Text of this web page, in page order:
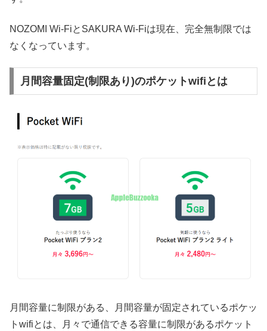
NOZOMI Wi-FiとSAKURA Wi-Fiは現在、完全無制限では
なくなっています。
月間容量固定(制限あり)のポケットwifiとは
月間容量に制限がある、月間容量が固定されているポケッ
トwifiとは、月々で通信できる容量に制限があるポケット